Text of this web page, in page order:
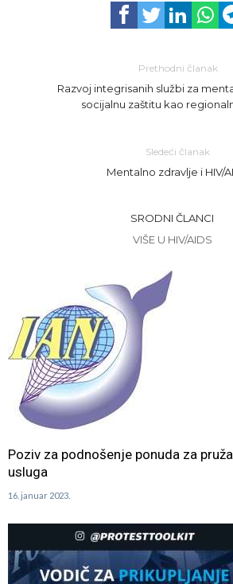
Prethodni članak
Razvoj integrisanih službi za
socijalnu zaštitu kao
Sledeći članak
Mentalno zdravlje i HIV/
SRODNI ČLANCI
VIŠE U HIV/AIDS
Poziv za podnošenje ponuda za
usluga
16. januar 2023.